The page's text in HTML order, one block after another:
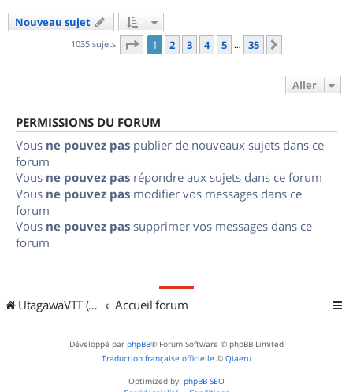
Nouveau sujet
1035 sujets Page 1sur
1 2 3 4 5 … 35
Aller
PERMISSIONS DU FORUM
Vous ne pouvez pas publier de nouveaux sujets dans ce
forum
Vous ne pouvez pas répondre aux sujets dans ce forum
Vous ne pouvez pas modifier vos messages dans ce
forum
Vous ne pouvez pas supprimer vos messages dans ce
forum
UtagawaVTT (Randos VTT et VTTAE avec traces GPS) Accueil forum
Développé par phpBB® Forum Software © phpBB Limited
Traduction française officielle © Qiaeru
Optimized by: phpBB SEO